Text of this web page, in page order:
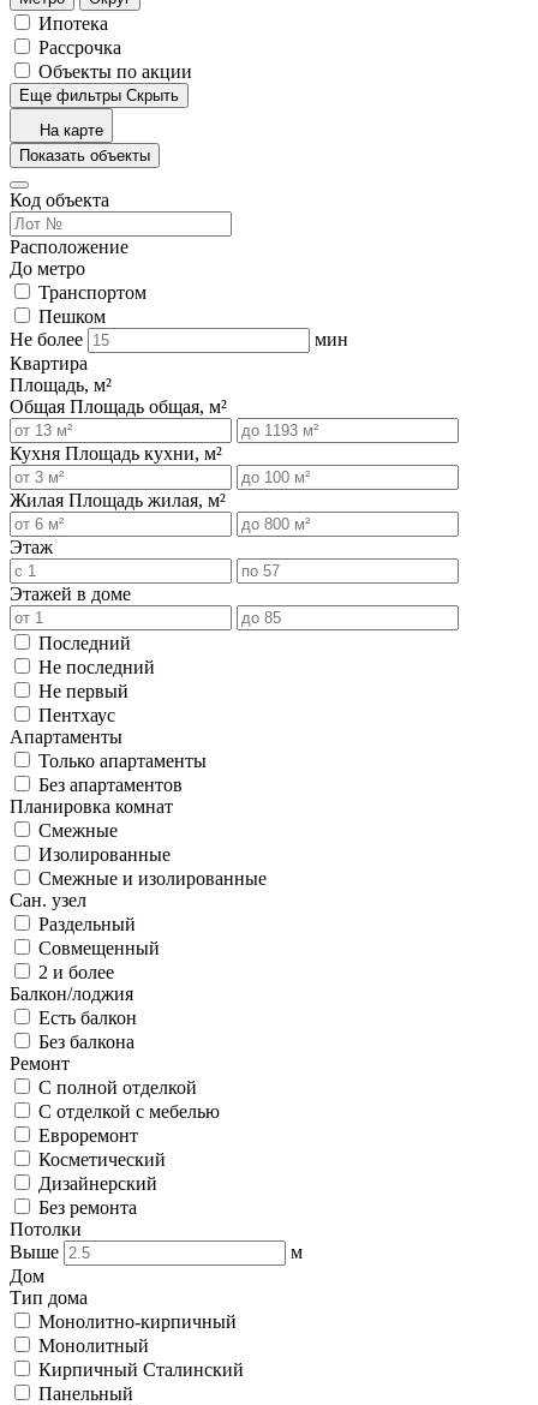
Ипотека
Рассрочка
Объекты по акции
Еще фильтры Скрыть
На карте
Показать объекты
Код объекта
Расположение
До метро
Транспортом
Пешком
Не более
мин
Квартира
Площадь, м²
Общая Площадь общая, м²
Кухня Площадь кухни, м²
Жилая Площадь жилая, м²
Этаж
Этажей в доме
Последний
Не последний
Не первый
Пентхаус
Апартаменты
Только апартаменты
Без апартаментов
Планировка комнат
Смежные
Изолированные
Смежные и изолированные
Сан. узел
Раздельный
Совмещенный
2 и более
Балкон/лоджия
Есть балкон
Без балкона
Ремонт
С полной отделкой
С отделкой с мебелью
Евроремонт
Косметический
Дизайнерский
Без ремонта
Потолки
Выше
м
Дом
Тип дома
Монолитно-кирпичный
Монолитный
Кирпичный Сталинский
Панельный